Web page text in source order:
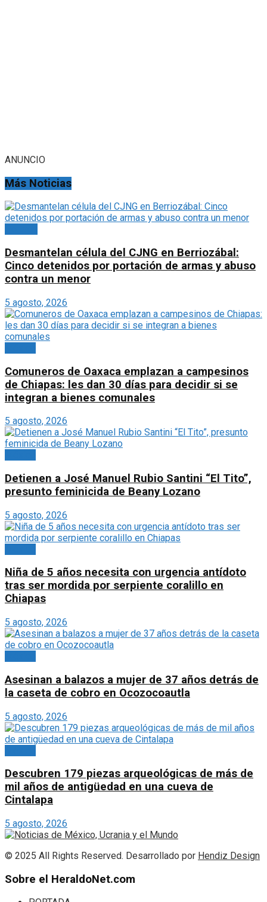
ANUNCIO
Más Noticias
Desmantelan célula del CJNG en Berriozábal:
Cinco detenidos por portación de armas y abuso
contra un menor
5 agosto, 2026
Comuneros de Oaxaca emplazan a campesinos
de Chiapas: les dan 30 días para decidir si se
integran a bienes comunales
5 agosto, 2026
Detienen a José Manuel Rubio Santini “El Tito”,
presunto feminicida de Beany Lozano
5 agosto, 2026
Niña de 5 años necesita con urgencia antídoto
tras ser mordida por serpiente coralillo en
Chiapas
5 agosto, 2026
Asesinan a balazos a mujer de 37 años detrás de
la caseta de cobro en Ocozocoautla
5 agosto, 2026
Descubren 179 piezas arqueológicas de más de
mil años de antigüedad en una cueva de
Cintalapa
5 agosto, 2026
© 2025 All Rights Reserved. Desarrollado por Hendiz Design
Sobre el HeraldoNet.com